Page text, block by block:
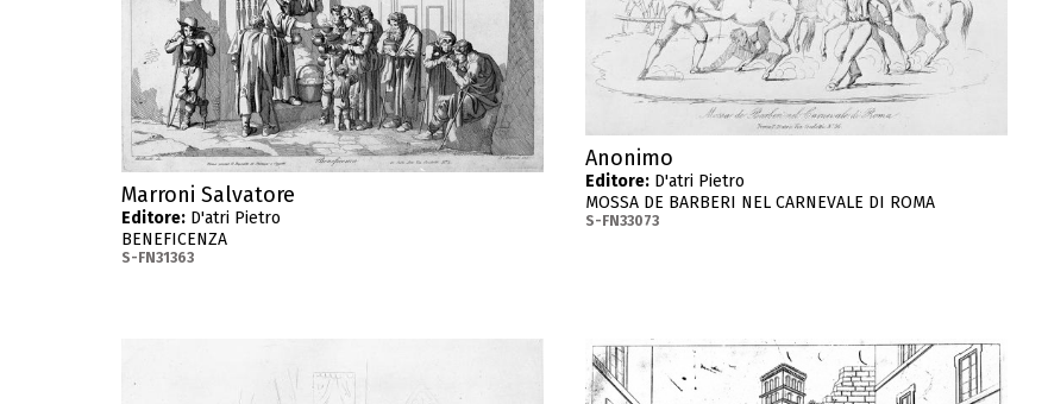
Marroni Salvatore
Editore: D'atri Pietro
BENEFICENZA
S-FN31363
Anonimo
Editore: D'atri Pietro
MOSSA DE BARBERI NEL CARNEVALE DI ROMA
S-FN33073